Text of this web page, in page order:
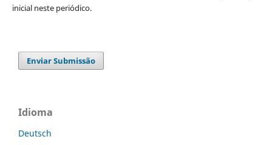
inicial neste periódico.
Enviar Submissão
Idioma
Deutsch